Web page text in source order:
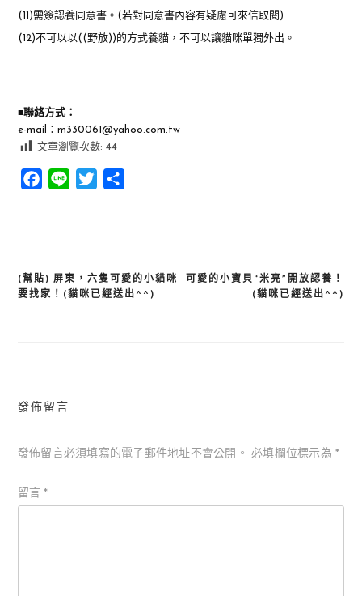
(11)需簽認養同意書。(若對同意書內容有疑慮可來信取閱)
(12)不可以以((野放))的方式養貓，不可以讓貓咪單獨外出。
■聯絡方式：
e-mail： m330061@yahoo.com.tw
文章瀏覽次數: 44
Facebook
Line Twitter
文
可愛的小寶貝“米亮”開放認養！
(貓咪已經送出^^)
(幫貼) 屏東，六隻可愛的小貓咪
要找家！(貓咪已經送出^^)
發佈留言
發佈留言必須填寫的電子郵件地址不會公開。 必填欄位標示為*
留言 *